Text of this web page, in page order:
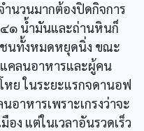
ำนวนมากต้องปิดกิจการ
๑ น้ำมันและถ่านหินก็
นทั้งหมดหยุดนิ่ง ขณะ
แคลนอาหารและผู้คน
หย ในระยะแรกจดานอฟ
อาหารเพราะเกรงว่าจะ
ง แต่ในเวลาอันรวดเร็ว